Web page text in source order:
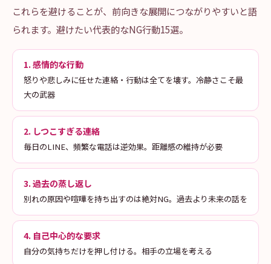
これらを避けることが、前向きな展開につながりやすいと語
られます。避けたい代表的なNG行動15選。
1. 感情的な行動
怒りや悲しみに任せた連絡・行動は全てを壊す。冷静さこそ最
大の武器
2. しつこすぎる連絡
毎日のLINE、頻繁な電話は逆効果。距離感の維持が必要
3. 過去の蒸し返し
別れの原因や喧嘩を持ち出すのは絶対NG。過去より未来の話を
4. 自己中心的な要求
自分の気持ちだけを押し付ける。相手の立場を考える